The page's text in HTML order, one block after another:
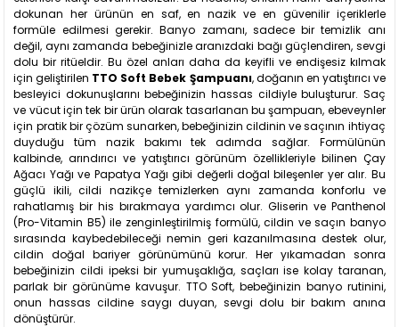
dokunan her ürünün en saf, en nazik ve en güvenilir içeriklerle
formüle edilmesi gerekir. Banyo zamanı, sadece bir temizlik anı
değil, aynı zamanda bebeğinizle aranızdaki bağı güçlendiren, sevgi
dolu bir ritüeldir. Bu özel anları daha da keyifli ve endişesiz kılmak
için geliştirilen TTO Soft Bebek Şampuanı, doğanın en yatıştırıcı ve
besleyici dokunuşlarını bebeğinizin hassas cildiyle buluşturur. Saç
ve vücut için tek bir ürün olarak tasarlanan bu şampuan, ebeveynler
için pratik bir çözüm sunarken, bebeğinizin cildinin ve saçının ihtiyaç
duyduğu tüm nazik bakımı tek adımda sağlar. Formülünün
kalbinde, arındırıcı ve yatıştırıcı görünüm özellikleriyle bilinen Çay
Ağacı Yağı ve Papatya Yağı gibi değerli doğal bileşenler yer alır. Bu
güçlü ikili, cildi nazikçe temizlerken aynı zamanda konforlu ve
rahatlamış bir his bırakmaya yardımcı olur. Gliserin ve Panthenol
(Pro-Vitamin B5) ile zenginleştirilmiş formülü, cildin ve saçın banyo
sırasında kaybedebileceği nemin geri kazanılmasına destek olur,
cildin doğal bariyer görünümünü korur. Her yıkamadan sonra
bebeğinizin cildi ipeksi bir yumuşaklığa, saçları ise kolay taranan,
parlak bir görünüme kavuşur. TTO Soft, bebeğinizin banyo rutinini,
onun hassas cildine saygı duyan, sevgi dolu bir bakım anına
dönüştürür.